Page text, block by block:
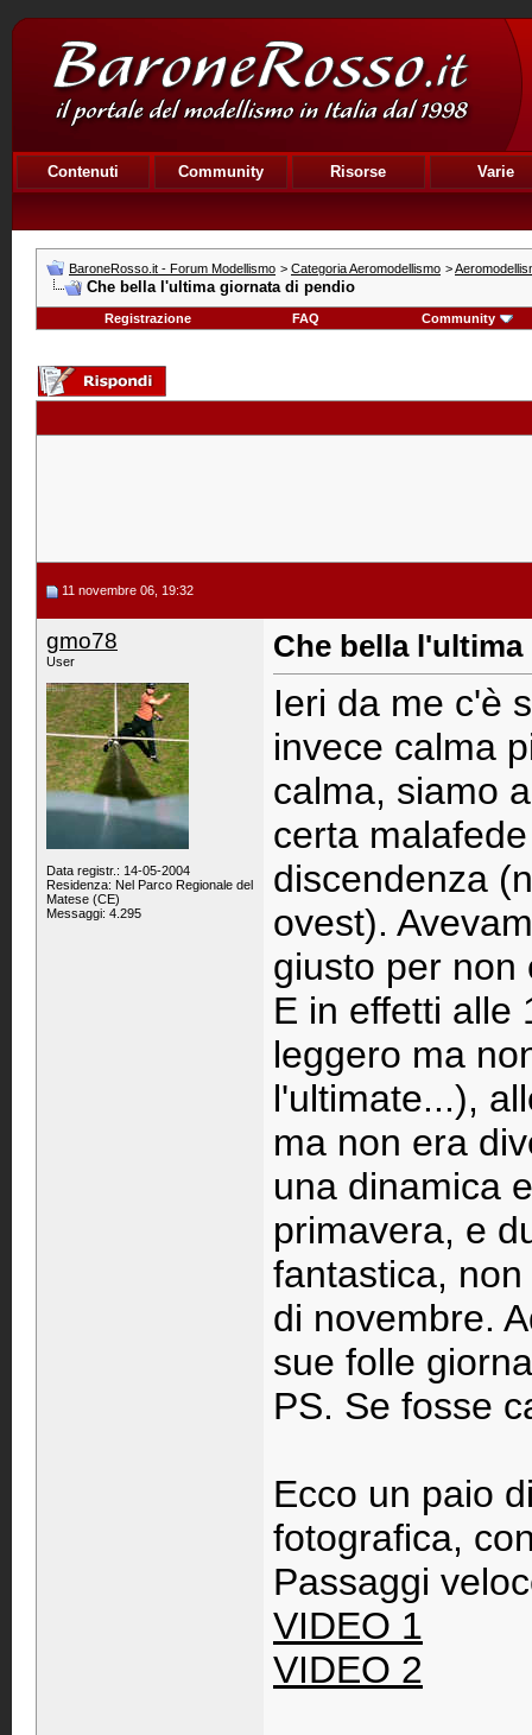
Contenuti Community Risorse Varie
BaroneRosso.it - Forum Modellismo > Categoria Aeromodellismo >
Che bella l'ultima giornata di pendio
Registrazione FAQ Community
11 novembre 06, 19:32
gmo78
User
Data registr.: 14-05-2004
Residenza: Nel Parco Regionale del
Matese (CE)
Messaggi: 4.295
Che bella
Ieri da me c'è
invece calma
calma, siamo
certa
discendenza
ovest).
giusto per non
E in effetti alle
leggero ma
l'ultimate...),
ma non era
una dinamica
primavera, e
fantastica,
di novembre.
sue folle
PS. Se fosse
Ecco un paio
fotografica,
Passaggi
VIDEO 1
VIDEO 2